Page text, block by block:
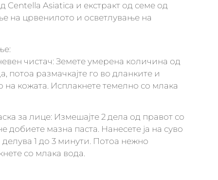
Centella Asiatica и екстракт од семе од
на црвенилото и осветлување на
чистач: Земете умерена количина од
потоа размачкајте го во дланките и
на кожата. Исплакнете темелно со млака
за лице: Измешајте 2 дела од правот со
добиете мазна паста. Нанесете ја на суво
1 до 3 минути. Потоа нежно
со млака вода.